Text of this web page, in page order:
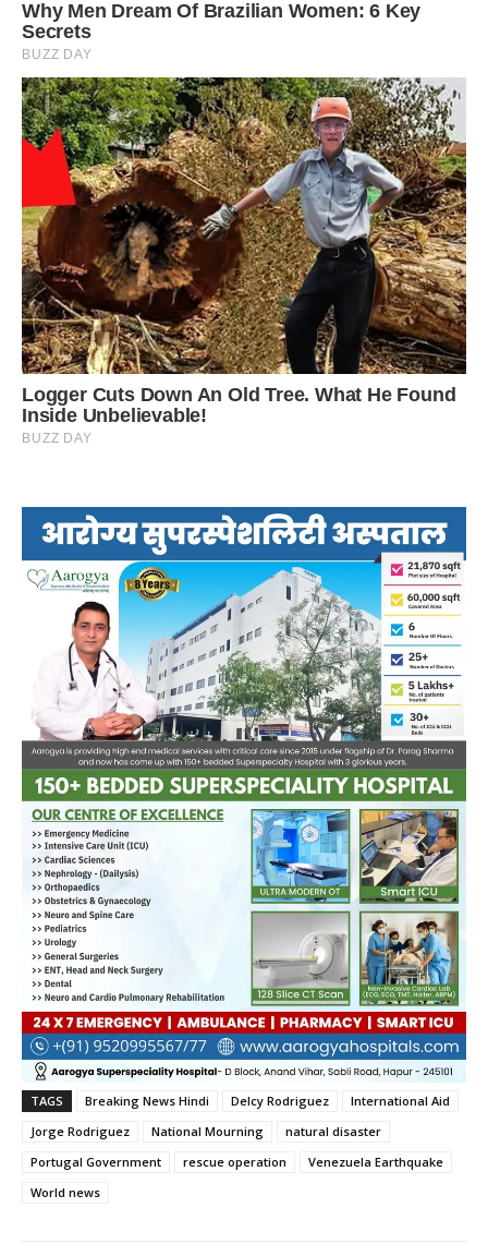
TAGS Breaking News Hindi Delcy Rodriguez
International Aid
Jorge Rodriguez
National Mourning
natural disaster
Portugal Government
rescue operation
Venezuela Earthquake
World news